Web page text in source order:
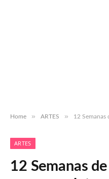
Home » ARTES » 12 Semanas de
ARTES
12 Semanas